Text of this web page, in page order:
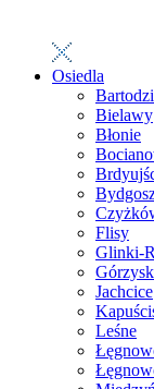
Osiedla
Bielawy
Błonie
Flisy
Glinki-
Jachcice
Leśne